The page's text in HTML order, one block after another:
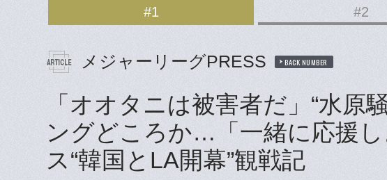
#1 #2
メジャーリーグPRESS BACK NUMBER
「オオタニは被害者だ」“水原
ングどころか…「一緒に応援
ス“韓国とLA開幕”観戦記